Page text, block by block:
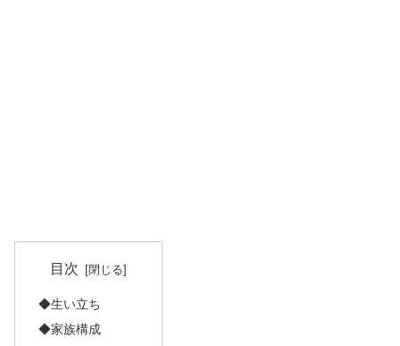
目次
◆生い立ち
◆家族構成